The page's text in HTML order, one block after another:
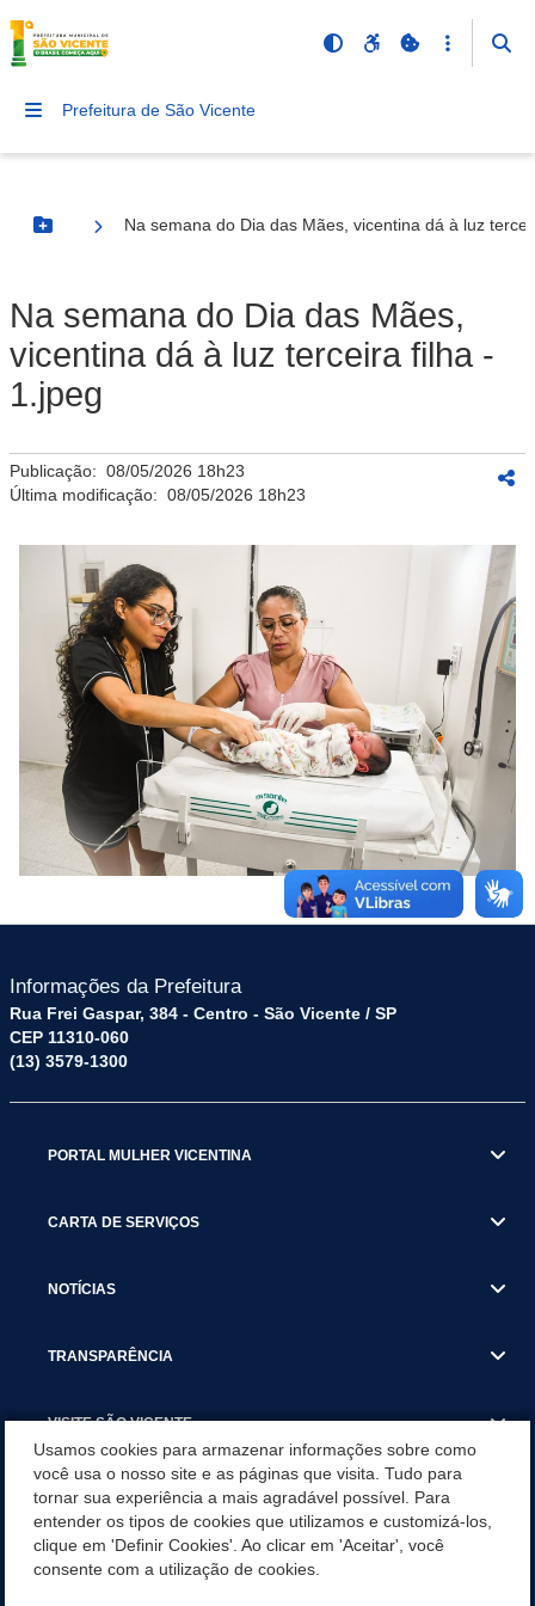
Prefeitura de São Vicente
Botão Menu
Na semana do Dia das Mães, vicentina dá à luz
Na semana do Dia das Mães,
vicentina dá à luz terceira filha -
1.jpeg
Publicação: 08/05/2026 18h23
Última modificação: 08/05/2026 18h23
Informações da Prefeitura
Rua Frei Gaspar, 384 - Centro - São Vicente / SP
CEP 11310-060
(13) 3579-1300
PORTAL MULHER VICENTINA
CARTA DE SERVIÇOS
NOTÍCIAS
TRANSPARÊNCIA
VISITE SÃO VICENTE
SÃO VICENTE REFORÇA REDE DE PROTEÇÃO ÀS MULHERES
DURANTE O AGOSTO LILÁS COM AÇÕES DE
CONSCIENTIZAÇÃO E ACOLHIMENTO
Usamos cookies para armazenar informações sobre como
você usa o nosso site e as páginas que visita. Tudo para
tornar sua experiência a mais agradável possível. Para
entender os tipos de cookies que utilizamos e customizá-los,
clique em 'Definir Cookies'. Ao clicar em 'Aceitar', você
consente com a utilização de cookies.